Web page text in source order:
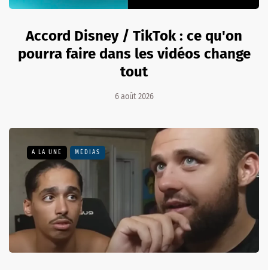
Accord Disney / TikTok : ce qu'on
pourra faire dans les vidéos change
tout
6 août 2026
A LA UNE MÉDIAS